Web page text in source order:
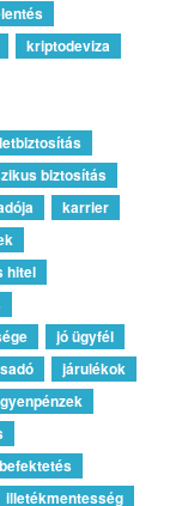
kriptodeviza
biztosítás
karrier
hitel
jó ügyfél
járulékok
illetékmentesség